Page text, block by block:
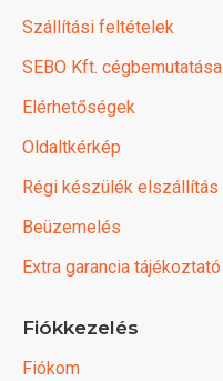
Szállítási feltételek
SEBO Kft. cégbemutatása
Elérhetőségek
Oldaltkérkép
Régi készülék elszállítás
Beüzemelés
Extra garancia tájékoztató
Fiókkezelés
Fiókom